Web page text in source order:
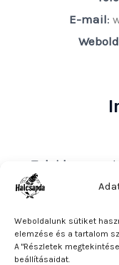
Weboldalunk sütiket
elemzése és a tartalom
A "Részletek
beállításaidat.
E-mail:
Tulajdonos
:
Székhely és
Közösségi
Bankszámlaszám